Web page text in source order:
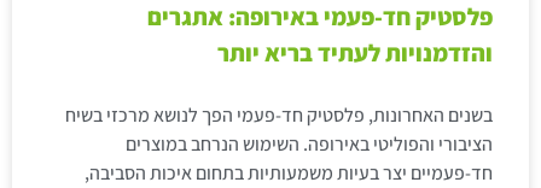
פלסטיק חד-פעמי באירופה: אתגרים
והזדמנויות לעתיד בריא יותר
בשנים האחרונות, פלסטיק חד-פעמי הפך לנושא מרכזי בשיח
הציבורי והפוליטי באירופה. השימוש הנרחב במוצרים
חד-פעמיים יצר בעיות משמעותיות בתחום איכות הסביבה,